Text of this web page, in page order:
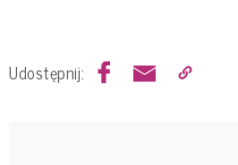
Udostępnij: